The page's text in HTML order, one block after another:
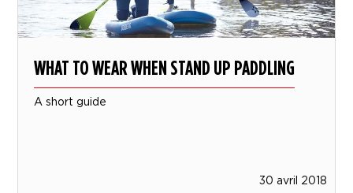
WHAT TO WEAR WHEN STAND UP PADDLING
A short guide
30 avril 2018